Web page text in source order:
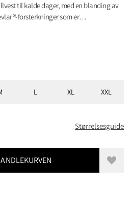
til kalde dager, med en blanding av
forsterkninger som er
L XL XXL
FRA 4 200 NOKStørrelsesguide
Legg